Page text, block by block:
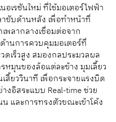
อเรชันใหม่ ที่ใช้มอเตอร์ไฟฟ้า
ขับด้านหลัง เพื่อทำหน้าที่
พลากลางเชื่อมต่อจาก
านการควบคุมมอเตอร์ที่
เร็วสูง สมองกลประมวลผล
หมุนของล้อแต่ละข้าง มุมเลี้ยว
สี้ยววินาที เพื่อกระจายแรงบิด
งอิสระแบบ Real-time ช่วย
และการทรงตัวขณะเข้าโค้ง